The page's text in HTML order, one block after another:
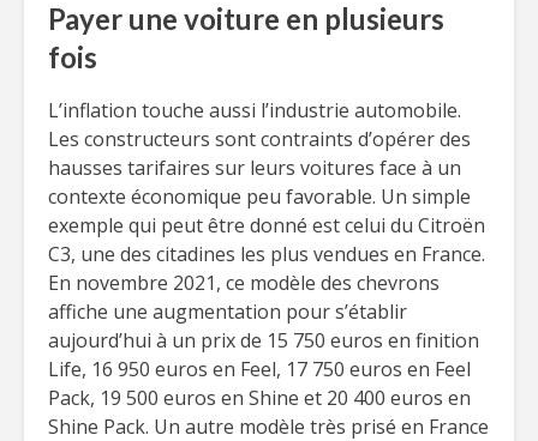
Payer une voiture en plusieurs
fois
L’inflation touche aussi l’industrie automobile.
Les constructeurs sont contraints d’opérer des
hausses tarifaires sur leurs voitures face à un
contexte économique peu favorable. Un simple
exemple qui peut être donné est celui du Citroën
C3, une des citadines les plus vendues en France.
En novembre 2021, ce modèle des chevrons
affiche une augmentation pour s’établir
aujourd’hui à un prix de 15 750 euros en finition
Life, 16 950 euros en Feel, 17 750 euros en Feel
Pack, 19 500 euros en Shine et 20 400 euros en
Shine Pack. Un autre modèle très prisé en France